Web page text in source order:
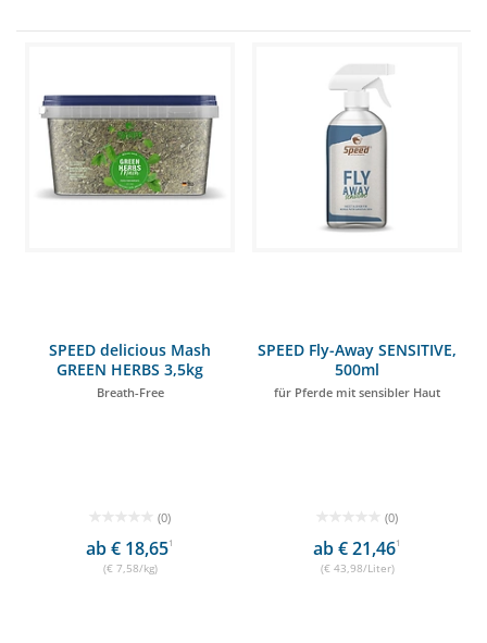
SPEED delicious Mash
GREEN HERBS 3,5kg
Breath-Free
(0)
ab € 18,651
(€ 7,58/kg)
SPEED Fly-Away SENSITIVE,
500ml
für Pferde mit sensibler Haut
(0)
ab € 21,461
(€ 43,98/Liter)